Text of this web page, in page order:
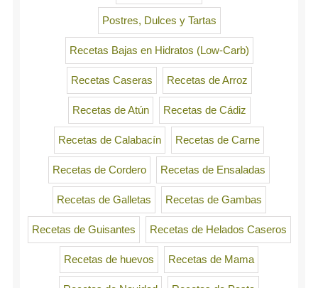
Postres, Dulces y Tartas
Recetas Bajas en Hidratos (Low-Carb)
Recetas Caseras Recetas de Arroz
Recetas de Atún Recetas de Cádiz
Recetas de Calabacín Recetas de Carne
Recetas de Cordero Recetas de Ensaladas
Recetas de Galletas Recetas de Gambas
Recetas de Guisantes Recetas de Helados Caseros
Recetas de huevos Recetas de Mama